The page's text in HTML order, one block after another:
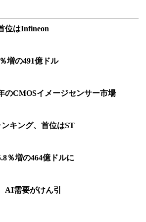
位はInfineon
増の491億ドル
のCMOSイメージセンサー市場
キング、首位はST
％増の464億ドルに
AI需要がけん引